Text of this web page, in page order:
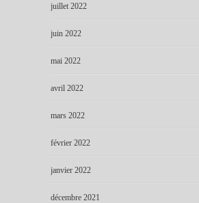
juillet 2022
juin 2022
mai 2022
avril 2022
mars 2022
février 2022
janvier 2022
décembre 2021